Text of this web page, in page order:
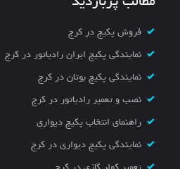
فروش پکیج در کرج
نمایندگی پکیج ایران رادیاتور در کرج
نمایندگی پکیج بوتان در کرج
نصب و تعمیر رادیاتور در کرج
راهنمای انتخاب پکیج دیواری
نمایندگی پکیج دیواری در کرج